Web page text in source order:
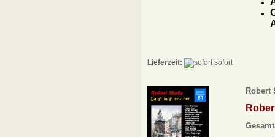
Lieferzeit: sofort
Robert